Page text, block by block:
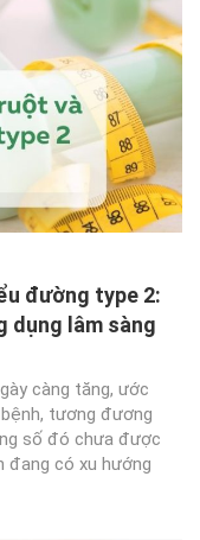
đường type 2:
dụng lâm sàng
càng tăng, ước
tương đương
số đó chưa được
đang có xu hướng